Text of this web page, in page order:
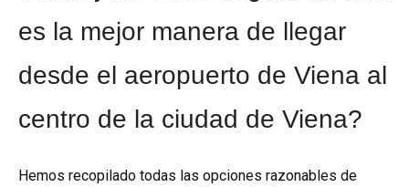
es la mejor manera de llegar
desde el aeropuerto de Viena al
centro de la ciudad de Viena?
Hemos recopilado todas las opciones razonables de